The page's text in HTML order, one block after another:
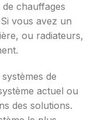
chauffages
vous avez un
ou radiateurs,
de
actuel ou
des solutions.